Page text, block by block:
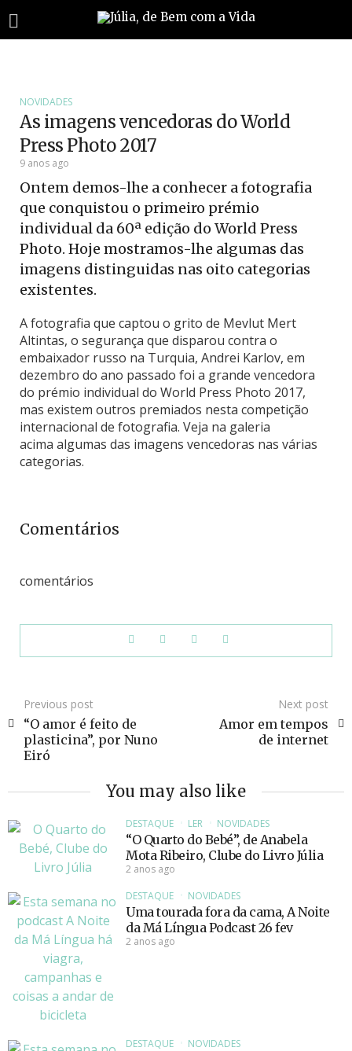
NOVIDADES
As imagens vencedoras do World
Press Photo 2017
9 anos ago
Ontem demos-lhe a conhecer a fotografia
que conquistou o primeiro prémio
individual da 60ª edição do World Press
Photo. Hoje mostramos-lhe algumas das
imagens distinguidas nas oito categorias
existentes.
A fotografia que captou o grito de Mevlut Mert
Altintas, o segurança que disparou contra o
embaixador russo na Turquia, Andrei Karlov, em
dezembro do ano passado foi a grande vencedora
do prémio individual do World Press Photo 2017,
mas existem outros premiados nesta competição
internacional de fotografia. Veja na galeria
acima algumas das imagens vencedoras nas várias
categorias.
Comentários
comentários
Previous post
“O amor é feito de
plasticina”, por Nuno
Eiró
Next post
Amor em tempos
de internet
You may also like
DESTAQUE LER NOVIDADES
“O Quarto do Bebé”, de Anabela
Mota Ribeiro, Clube do Livro Júlia
2 anos ago
DESTAQUE
NOVIDADES
Uma tourada fora da cama, A Noite
da Má Língua Podcast 26 fev
2 anos ago
DESTAQUE NOVIDADES